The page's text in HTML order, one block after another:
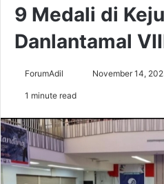
9 Medali di
Danlantamal
ForumAdil November 14,
1 minute read